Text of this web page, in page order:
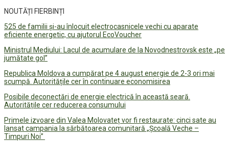
NOUTĂȚI FIERBINȚI
525 de familii și-au înlocuit electrocasnicele vechi cu aparate
eficiente energetic, cu ajutorul EcoVoucher
Ministrul Mediului: Lacul de acumulare de la Novodnestrovsk este „pe
jumătate gol”
Republica Moldova a cumpărat pe 4 august energie de 2-3 ori mai
scumpă. Autoritățile cer în continuare economisirea
Posibile deconectări de energie electrică în această seară.
Autoritățile cer reducerea consumului
Primele izvoare din Valea Molovateț vor fi restaurate: cinci sate au
lansat campania la sărbătoarea comunitară „Școală Veche –
Timpuri Noi”